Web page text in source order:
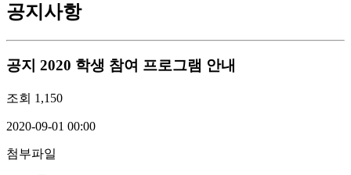
공지사항
공지 2020 학생 참여 프로그램 안내
조회 1,150
2020-09-01 00:00
첨부파일